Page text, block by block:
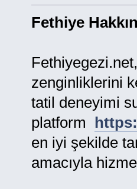
Fethiye
zenginliklerini
tatil deneyimi
platform
en iyi şekilde
amacıyla